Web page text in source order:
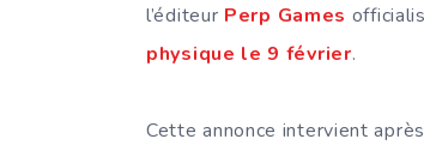
l’éditeur Perp Games
physique le 9 février.
Cette annonce intervient